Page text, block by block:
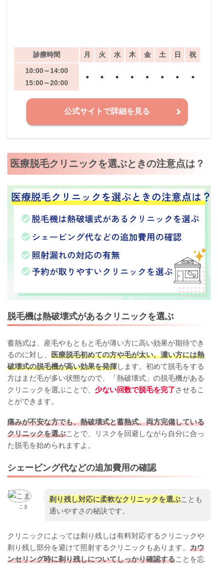
診療時間 月 火 水 木 金 土 日 祝
10:00～14:00
15:00～20:00
● ● ● ● ● ● ● ●
公式サイトで詳細を見る
医療脱毛クリニックを選ぶときの注意点は？
脱毛機は熱破壊式があるクリニックを選ぶ
蓄熱式は、産毛やもともと毛が薄い方に高い効果が期待でき
るのに対し、 医療脱毛初めての方や毛が太い、濃い方には熱
破壊式の脱毛機が高い効果を発揮します。初めて脱毛をする
方はまだ毛が多い状態なので、「熱破壊式」の脱毛機がある
クリニックを選ぶことで、 少ない回数で脱毛を完了させるこ
とができます。
痛みが不安な方でも、熱破壊式と蓄熱式、両方完備している
クリニックを選ぶことで、リスクを回避しながら自分に合っ
た脱毛を始められますよ。
シェービング代などの追加費用の確認
こま
剃り残し対応に柔軟なクリニックを選ぶことも
通いやすさの秘訣です。
クリニックによっては剃り残しは有料対応するクリニックや
剃り残し部分を避けて照射するクリニックもあります。 カウ
ンセリング時に剃り残しについてしっかり確認することを忘